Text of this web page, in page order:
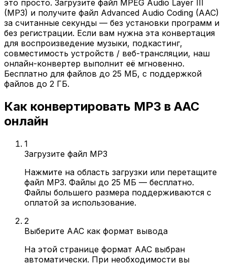
это просто. Загрузите файл MPEG Audio Layer III
(MP3) и получите файл Advanced Audio Coding (AAC)
за считанные секунды — без установки программ и
без регистрации. Если вам нужна эта конвертация
для воспроизведение музыки, подкастинг,
совместимость устройств / веб-трансляции, наш
онлайн-конвертер выполнит её мгновенно.
Бесплатно для файлов до 25 МБ, с поддержкой
файлов до 2 ГБ.
Как конвертировать MP3 в AAC
онлайн
1
Загрузите файл MP3
Нажмите на область загрузки или перетащите
файл MP3. Файлы до 25 МБ — бесплатно.
Файлы большего размера поддерживаются с
оплатой за использование.
2
Выберите AAC как формат вывода
На этой странице формат AAC выбран
автоматически. При необходимости вы